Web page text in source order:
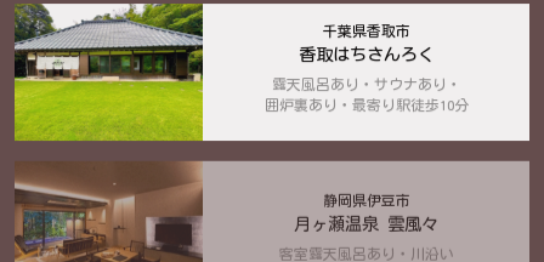
千葉県香取市
香取はちさんろく
露天風呂あり・サウナあり・
囲炉裏あり・最寄り駅徒歩10分
静岡県伊豆市
月ヶ瀬温泉 雲風々
客室露天風呂あり・川沿い